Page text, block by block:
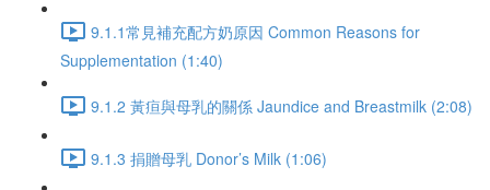
9.1.1常見補充配方奶原因 Common Reasons for
Supplementation (1:40)
9.1.2 黃疸與母乳的關係 Jaundice and Breastmilk (2:08)
9.1.3 捐贈母乳 Donor’s Milk (1:06)